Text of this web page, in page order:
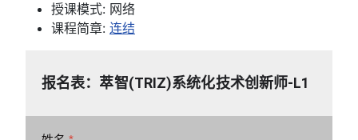
授课模式: 网络
课程简章: 连结
报名表：萃智(TRIZ)系统化技术创新师-L1